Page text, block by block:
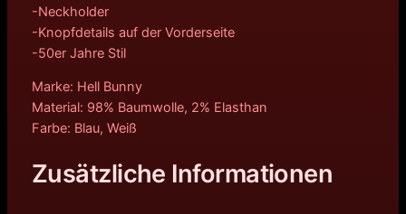
-Neckholder
-Knopfdetails auf der Vorderseite
-50er Jahre Stil
Marke: Hell Bunny
Material: 98% Baumwolle, 2% Elasthan
Farbe: Blau, Weiß
Zusätzliche Informationen